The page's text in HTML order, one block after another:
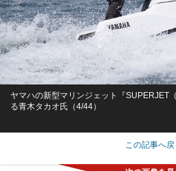
ヤマハの新型マリンジェット『SUPERJET
る青木タカオ氏（4/44）
この記事へ戻